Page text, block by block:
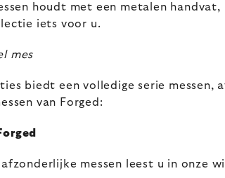
houdt met een metalen
iets voor u.
mes
biedt een volledige serie messen,
van Forged:
messen leest u in onze